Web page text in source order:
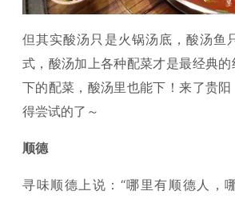
但其实酸汤只是火锅汤底，酸汤鱼
式，酸汤加上各种配菜才是最经典
下的配菜，酸汤里也能下！来了贵
得尝试的了～
顺德
寻味顺德上说：“哪里有顺德人，